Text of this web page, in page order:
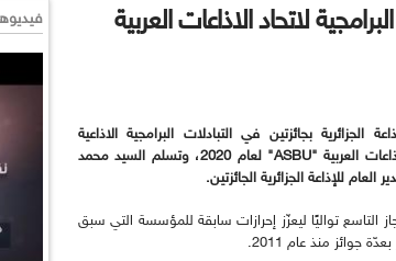
لاتحاد الاذاعات العربية
الجزائرية بجائزتين في التبادلات البرامجية الاذاعية
لاتحاد الاذاعات العربية "ASBU" لعام 2020، وتسلم السيد محمد
العام للإذاعة الجزائرية الجائزتين.
التاسع تواليًا ليعزّز إحرازات سابقة للمؤسسة التي سبق
جوائز منذ عام 2011.